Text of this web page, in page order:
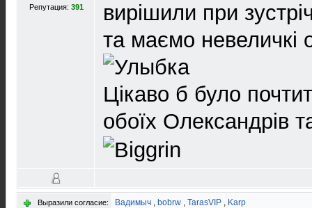
Репутация: 391
вирішили при
та маємо невеличкі
Цікаво б було
обоїх Олександрів
Выразили согласие: Вадимыч , bobrw , TarasVIP , Karp